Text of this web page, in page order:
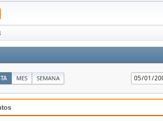
MES SEMANA